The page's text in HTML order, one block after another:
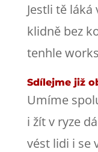
Jestli tě
klidně bez
tenhle
Sdílejme již
Umíme
i žít v ryze
vést lidi i se